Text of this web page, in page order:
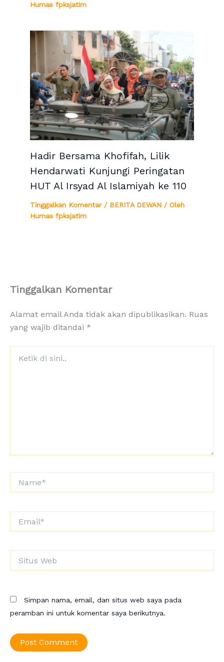
Humas fpksjatim
Hadir Bersama Khofifah, Lilik
Hendarwati Kunjungi Peringatan
HUT Al Irsyad Al Islamiyah ke 110
Tinggalkan Komentar / BERITA DEWAN / Oleh
Humas fpksjatim
Tinggalkan Komentar
Alamat email Anda tidak akan dipublikasikan. Ruas
yang wajib ditandai *
Web
Simpan nama, email, dan situs web saya pada
peramban ini untuk komentar saya berikutnya.